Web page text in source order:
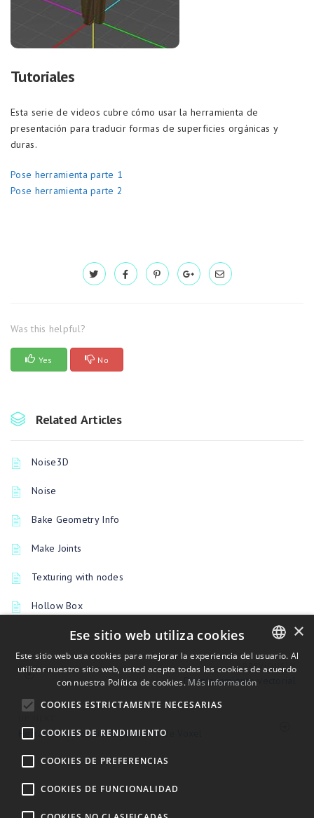
Tutoriales
Esta serie de videos cubre cómo usar la herramienta de
presentación para traducir formas de superficies orgánicas y
duras.
Pose herramienta parte 1
Pose herramienta parte 2
Was this helpful?
Yes No
Related Articles
Noise3D
Noise
Bake Geometry Info
Make Joints
Texturing with nodes
Hollow Box
PREVIOUSLY
Desplazamiento vectorial
Herramientas de transformación de Voxel
ENGLISH
×
Ese sitio web utiliza cookies
Este sitio web usa cookies para mejorar la experiencia del usuario. Al
utilizar nuestro sitio web, usted acepta todas las cookies de acuerdo
con nuestra Política de cookies. Más información
COOKIES ESTRICTAMENTE NECESARIAS
COOKIES DE RENDIMIENTO
COOKIES DE PREFERENCIAS
COOKIES DE FUNCIONALIDAD